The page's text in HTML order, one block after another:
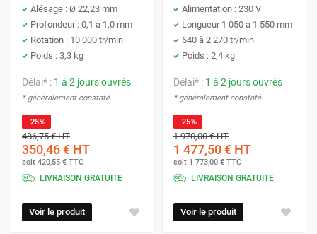
Alésage : Ø 22,23 mm
Profondeur : 0,1 à 1,0 mm
Rotation : 10 000 tr/min
Poids : 3,3 kg
Délai* : 1 à 2 jours ouvrés
* généralement constaté
-28%
486,75 €HT
350,46 € HT
soit 420,55 € TTC
LIVRAISON GRATUITE
Voir le produit
Alimentation : 230 V
Longueur 1 050 à 1 550 mm
640 à 2 270 tr/min
Poids : 2,4 kg
Délai* : 1 à 2 jours ouvrés
* généralement constaté
-25%
1 970,00 €HT
1 477,50 € HT
soit 1 773,00 € TTC
LIVRAISON GRATUITE
Voir le produit